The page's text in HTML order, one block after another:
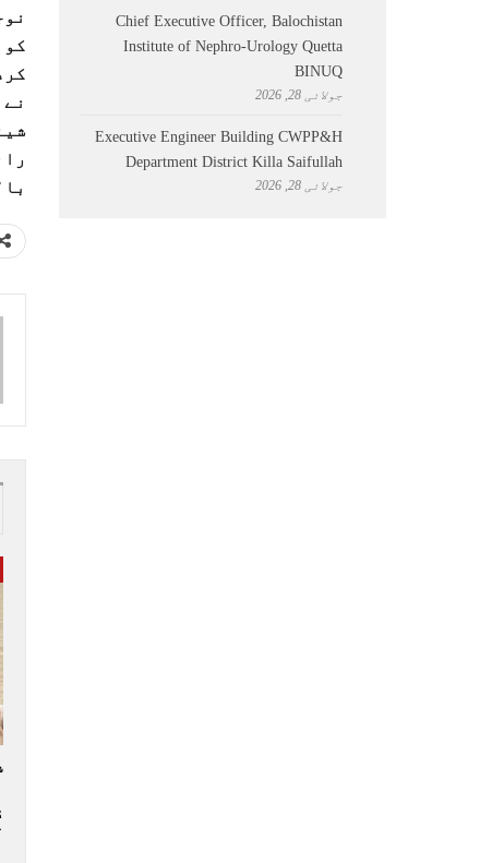
کو
Chief Executive Officer, Balochistan
Institute of Nephro-Urology Quetta
BINUQ
جولائی 28, 2026
Executive Engineer Building CWPP&H
Department District Killa Saifullah
جولائی 28, 2026